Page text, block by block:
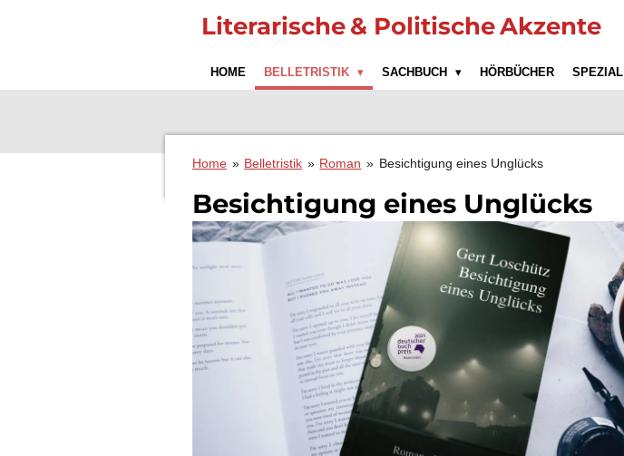
Literarische& PolitischeAkzente
HOME BELLETRISTIK SACHBUCH HÖRBÜCHER SPEZIAL
Home » Belletristik » Roman » Besichtigung eines Unglücks
Besichtigung eines Unglücks